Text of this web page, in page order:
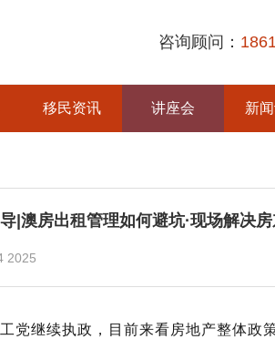
咨询顾问：
移民资讯 讲座会 新
|澳房出租管理如何避坑·现场解决
2025
党继续执政，目前来看房地产整体政